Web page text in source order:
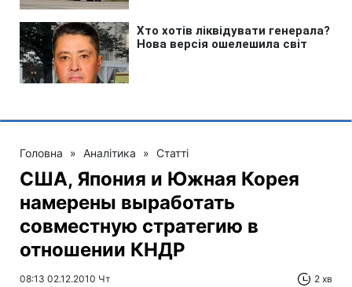
Головна » Аналітика » Статті
США, Япония и Южная Корея
намерены выработать
совместную стратегию в
отношении КНДР
08:13 02.12.2010 Чт 2 хв